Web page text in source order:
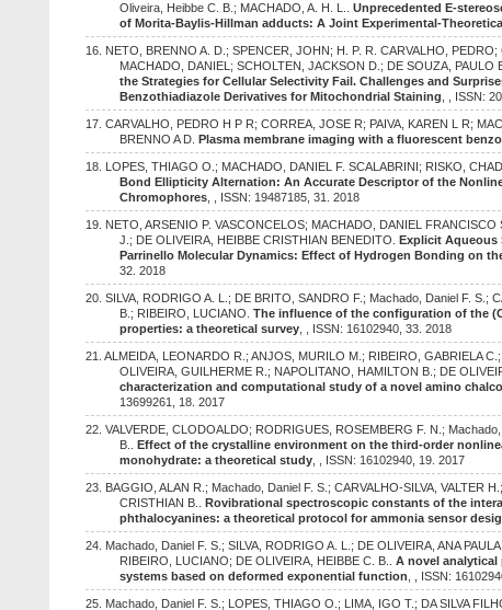
Oliveira, Heibbe C. B.; MACHADO, A. H. L..Unprecedented E-
of Morita-Baylis-Hillman adducts: A Joint Experimental-
16. NETO, BRENNO A. D.; SPENCER, JOHN; H. P. R. CARVALHO,
MACHADO, DANIEL; SCHOLTEN, JACKSON D.; DE SOUZA,
the Strategies for Cellular Selectivity Fail. Challenges and
Benzothiadiazole Derivatives for Mitochondrial Staining
, , ISSN:
17. CARVALHO, PEDRO H P R; CORREA, JOSE R; PAIVA, KAREN L R;
BRENNO A D.Plasma membrane imaging with a fluorescent
18. LOPES, THIAGO O.; MACHADO, DANIEL F. SCALABRINI; RISKO,
Bond Ellipticity Alternation: An Accurate Descriptor of the
Chromophores , , ISSN: 19487185, 31. 2018
19. NETO, ARSENIO P. VASCONCELOS; MACHADO, DANIEL
J.; DE OLIVEIRA, HEIBBE CRISTHIAN BENEDITO.Explicit Aqueous
Parrinello Molecular Dynamics: Effect of Hydrogen Bonding on
32. 2018
20. SILVA, RODRIGO A. L.; DE BRITO, SANDRO F.; Machado, Daniel F. S.;
B.; RIBEIRO, LUCIANO.The influence of the configuration of the
properties: a theoretical survey , , ISSN: 16102940, 33. 2018
21. ALMEIDA, LEONARDO R.; ANJOS, MURILO M.; RIBEIRO, GABRIELA
OLIVEIRA, GUILHERME R.; NAPOLITANO, HAMILTON B.; DE
characterization and computational study of a novel amino
13699261, 18. 2017
22. VALVERDE, CLODOALDO; RODRIGUES, ROSEMBERG F. N.;
B..Effect of the crystalline environment on the third-order
monohydrate: a theoretical study , , ISSN: 16102940, 19. 2017
23. BAGGIO, ALAN R.; Machado, Daniel F. S.; CARVALHO-SILVA, VALTER
CRISTHIAN B..Rovibrational spectroscopic constants of the
phthalocyanines: a theoretical protocol for ammonia sensor
24. Machado, Daniel F. S.; SILVA, RODRIGO A. L.; DE OLIVEIRA, ANA
RIBEIRO, LUCIANO; DE OLIVEIRA, HEIBBE C. B..A novel
systems based on deformed exponential function
, , ISSN:
25. Machado, Daniel F. S.; LOPES, THIAGO O.; LIMA, IGO T.; DA SILVA